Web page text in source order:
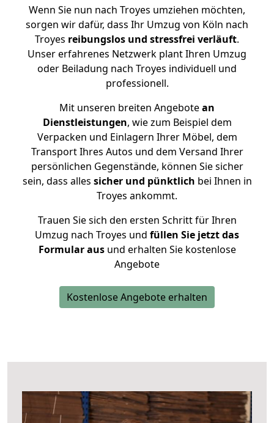
Wenn Sie nun nach Troyes umziehen möchten,
sorgen wir dafür, dass Ihr Umzug von Köln nach
Troyes reibungslos und stressfrei verläuft.
Unser erfahrenes Netzwerk plant Ihren Umzug
oder Beiladung nach Troyes individuell und
professionell.
Mit unseren breiten Angebotean
Dienstleistungen, wie zum Beispiel dem
Verpacken und Einlagern Ihrer Möbel, dem
Transport Ihres Autos und dem Versand Ihrer
persönlichen Gegenstände, können Sie sicher
sein, dass alles sicher und pünktlich bei Ihnen in
Troyes ankommt.
Trauen Sie sich den ersten Schritt für Ihren
Umzug nach Troyes und füllen Sie jetzt das
Formular ausund erhalten Sie kostenlose
Angebote
Kostenlose Angebote erhalten